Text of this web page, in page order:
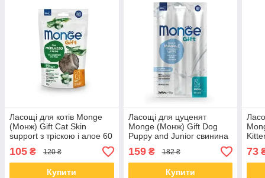
Ласощі для котів Monge
(Монж) Gift Cat Skin
support з тріскою і алое 60
гр
105 ₴ 120 ₴
Купити
Ласощі для цуценят
Monge (Монж) Gift Dog
Puppy and Junior свинина
з молоком 45 гр
159₴ 182 ₴
Купити
15
73